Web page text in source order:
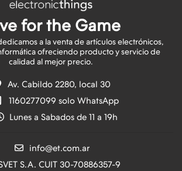
for the Game
a la venta de artículos electrónicos,
ofreciendo producto y servicio de
Av. Cabildo 2280, local 30
1160277099 solo WhatsApp
Lunes a Sabados de 11 a 19h
info@et.com.ar
S.A. CUIT 30-70886357-9